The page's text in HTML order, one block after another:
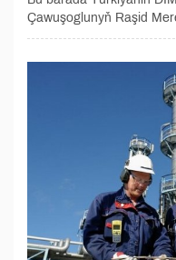
Çawuşoglunyň Raşid